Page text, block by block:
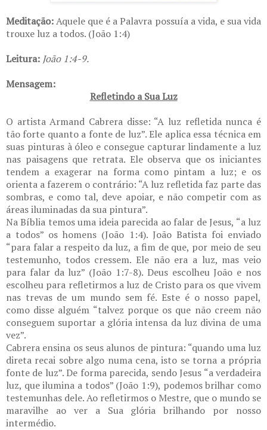
Meditação:Aquele que é a Palavra possuía a vida, e sua vida
trouxe luz a todos. (João 1:4)
Leitura: João 1:4-9.
Mensagem:
Refletindo a Sua Luz
O artista Armand Cabrera disse: “A luz refletida nunca é
tão forte quanto a fonte de luz”. Ele aplica essa técnica em
suas pinturas à óleo e consegue capturar lindamente a luz
nas paisagens que retrata. Ele observa que os iniciantes
tendem a exagerar na forma como pintam a luz; e os
orienta a fazerem o contrário: “A luz refletida faz parte das
sombras, e como tal, deve apoiar, e não competir com as
áreas iluminadas da sua pintura”.
Na Bíblia temos uma ideia parecida ao falar de Jesus, “a luz
a todos” os homens (João 1:4). João Batista foi enviado
“para falar a respeito da luz, a fim de que, por meio de seu
testemunho, todos cressem. Ele não era a luz, mas veio
para falar da luz” (João 1:7-8). Deus escolheu João e nos
escolheu para refletirmos a luz de Cristo para os que vivem
nas trevas de um mundo sem fé. Este é o nosso papel,
como disse alguém “talvez porque os que não creem não
conseguem suportar a glória intensa da luz divina de uma
vez”.
Cabrera ensina os seus alunos de pintura: “quando uma luz
direta recai sobre algo numa cena, isto se torna a própria
fonte de luz”. De forma parecida, sendo Jesus “a verdadeira
luz, que ilumina a todos” (João 1:9), podemos brilhar como
testemunhas dele. Ao refletirmos o Mestre, que o mundo se
maravilhe ao ver a Sua glória brilhando por nosso
intermédio.